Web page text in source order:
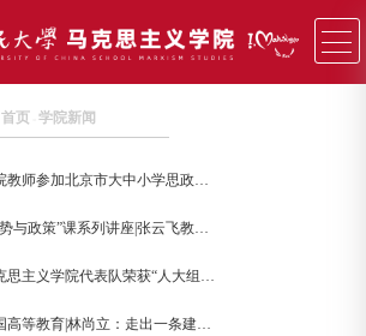
首页 学院新闻
我院教师参加北京市大中小学思政课一体化建设成果交流展示暨“第五届北京市大中小幼教师讲述我（我们）的育人故事”活动启动仪式
“形势与政策”课系列讲座|张云飞教授主讲《中国式现代化的生态维度和本质要求》
马克思主义学院代表队荣获“人大组歌”展演金奖、最佳创意奖！
中国高等教育|林尚立：走出一条建设中国特色、世界一流大学新路 努力为中国式现代化贡献高等教育力量